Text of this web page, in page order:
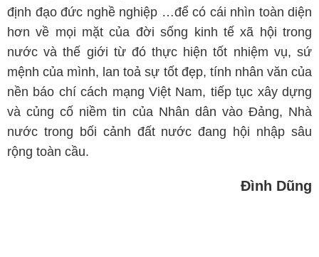
định đạo đức nghề nghiệp …để có cái nhìn toàn diện
hơn về mọi mặt của đời sống kinh tế xã hội trong
nước và thế giới từ đó thực hiện tốt nhiệm vụ, sứ
mệnh của mình, lan toả sự tốt đẹp, tính nhân văn của
nền báo chí cách mạng Việt Nam, tiếp tục xây dựng
và củng cố niềm tin của Nhân dân vào Đảng, Nhà
nước trong bối cảnh đất nước đang hội nhập sâu
rộng toàn cầu.
Đình Dũng